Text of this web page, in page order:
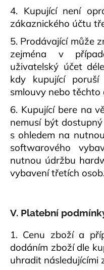
4. Kupující není
zákaznického účtu
5. Prodávající může
zejména v
uživatelský účet
kdy kupující
smlouvy nebo těchto
6. Kupující bere na
nemusí být
s ohledem na
softwarového
nutnou údržbu
vybavení třetích osob.
V. Platební
1. Cenu zboží a
dodáním zboží dle
uhradit následujícími